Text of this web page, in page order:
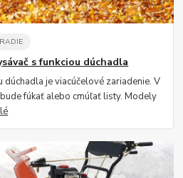
s funkciou dúchadla
dúchadla je viacúčelové zariadenie. V
fúkať alebo cmúľať listy. Modely